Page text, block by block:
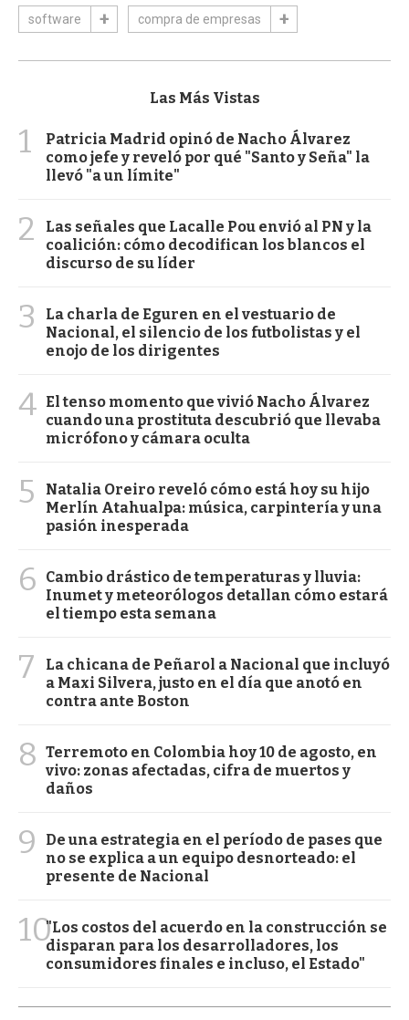
software compra de empresas
Las Más Vistas
1
Patricia Madrid opinó de Nacho Álvarez
como jefe y reveló por qué "Santo y Seña" la
llevó "a un límite"
2
Las señales que Lacalle Pou envió al PN y la
coalición: cómo decodifican los blancos el
discurso de su líder
3
La charla de Eguren en el vestuario de
Nacional, el silencio de los futbolistas y el
enojo de los dirigentes
4 El tenso momento que vivió Nacho Álvarez
cuando una prostituta descubrió que llevaba
micrófono y cámara oculta
5
Natalia Oreiro reveló cómo está hoy su hijo
Merlín Atahualpa: música, carpintería y una
pasión inesperada
6
Cambio drástico de temperaturas y lluvia:
Inumet y meteorólogos detallan cómo estará
el tiempo esta semana
7
La chicana de Peñarol a Nacional que incluyó
a Maxi Silvera, justo en el día que anotó en
contra ante Boston
8 Terremoto en Colombia hoy 10 de agosto, en
vivo: zonas afectadas, cifra de muertos y
daños
9
De una estrategia en el período de pases que
no se explica a un equipo desnorteado: el
presente de Nacional
10"Los costos del acuerdo en la construcción se
disparan para los desarrolladores, los
consumidores finales e incluso, el Estado"